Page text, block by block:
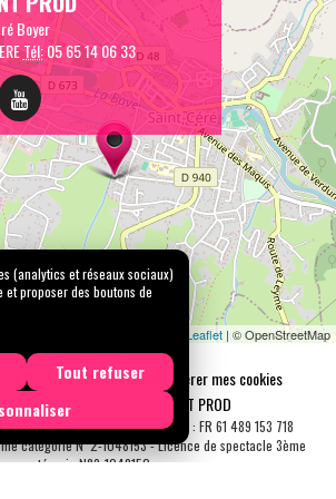
Boyer
Tél:05 65 14 06 33
Leaflet | © OpenStreetMap
Confidentialité
Gérer mes cookies
© 2026 |
CARREMENT PROD
00031 - APE : 9001 Z - N° TVA Int. : FR 61 489 153 718
catégorie N°2-1048153 - Licence de spectacle 3ème
catégorie N°3-1048152
(analytics et réseaux sociaux)
et proposer des boutons de
Tout refuser